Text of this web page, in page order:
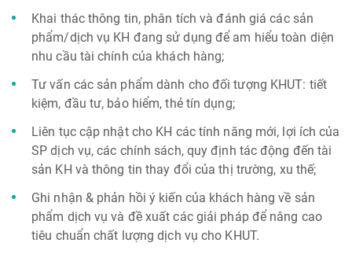
Khai thác thông tin, phân tích và đánh giá các sản
phẩm/dịch vụ KH đang sử dụng để am hiểu toàn diện
nhu cầu tài chính của khách hàng;
Tư vấn các sản phẩm dành cho đối tượng KHUT: tiết
kiệm, đầu tư, bảo hiểm, thẻ tín dụng;
Liên tục cập nhật cho KH các tính năng mới, lợi ích của
SP dịch vụ, các chính sách, quy định tác động đến tài
sản KH và thông tin thay đổi của thị trường, xu thế;
Ghi nhận & phản hồi ý kiến của khách hàng về sản
phẩm dịch vụ và đề xuất các giải pháp để nâng cao
tiêu chuẩn chất lượng dịch vụ cho KHUT.